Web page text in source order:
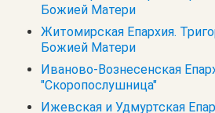
Божией Матери
Житомирская Епархия.
Божией Матери
Иваново-Вознесенская
"Скоропослушница"
Ижевская и Удмуртская